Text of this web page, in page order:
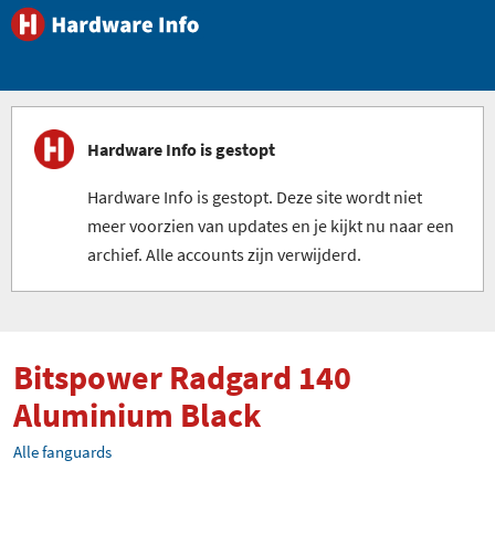
Hardware Info is gestopt
Hardware Info is gestopt. Deze site wordt niet
meer voorzien van updates en je kijkt nu naar een
archief. Alle accounts zijn verwijderd.
Bitspower Radgard 140
Aluminium Black
Alle fanguards